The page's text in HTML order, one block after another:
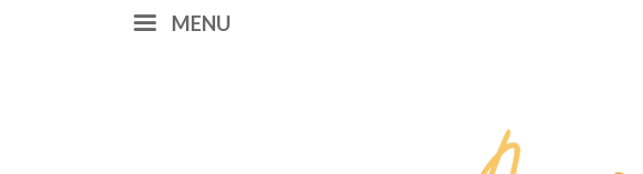
MENU